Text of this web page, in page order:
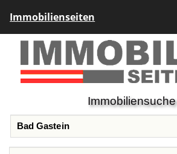
Immobilienseiten
Immobiliensuche